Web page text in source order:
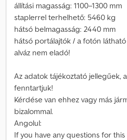
állítási magasság: 1100–1300 mm
staplerrel terhelhető: 5460 kg
hátsó belmagasság: 2440 mm
hátsó portálajtók / a fotón
alváz nem eladó!
Az adatok tájékoztató jellegűek,
fenntartjuk!
Kérdése van ehhez vagy más
bizalommal.
Angolul:
If you have any questions for